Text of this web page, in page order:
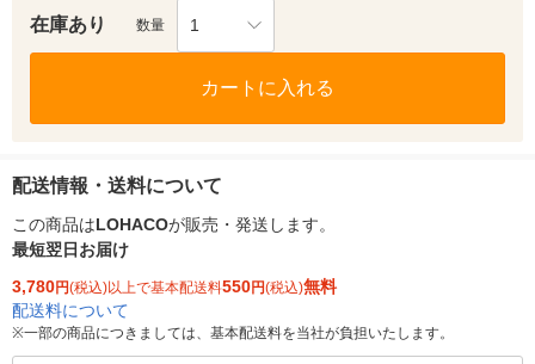
在庫あり 数量 1
カートに入れる
配送情報・送料について
この商品はLOHACOが販売・発送します。
最短翌日お届け
3,780円(税込)以上で基本配送料550円(税込)無料
配送料について
※一部の商品につきましては、基本配送料を当社が負担いたします。